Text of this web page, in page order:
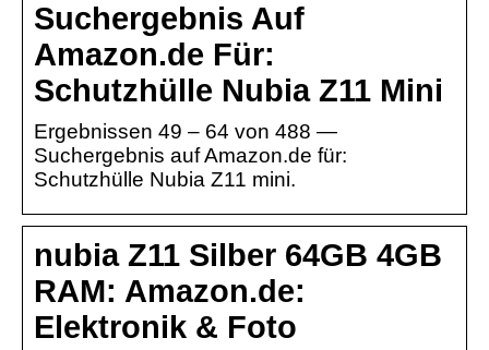
Suchergebnis Auf
Amazon.de Für:
Schutzhülle Nubia Z11 Mini
Ergebnissen 49 – 64 von 488 —
Suchergebnis auf Amazon.de für:
Schutzhülle Nubia Z11 mini.
nubia Z11 Silber 64GB 4GB
RAM: Amazon.de:
Elektronik & Foto